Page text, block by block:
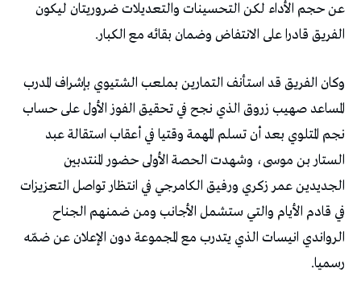
عن حجم الأداء لكن التحسينات والتعديلات ضروريتان ليكون
الفريق قادرا على الانتفاض وضمان بقائه مع الكبار.
وكان الفريق قد استأنف التمارين بملعب الشتيوي بإشراف المدرب
المساعد صهيب زروق الذي نجح في تحقيق الفوز الأول على حساب
نجم المتلوي بعد أن تسلم المهمة وقتيا في أعقاب استقالة عبد
الستار بن موسى، وشهدت الحصة الأولى حضور المنتدبين
الجديدين عمر زكري ورفيق الكامرجي في انتظار تواصل التعزيزات
في قادم الأيام والتي ستشمل الأجانب ومن ضمنهم الجناح
الرواندي انيسات الذي يتدرب مع المجموعة دون الإعلان عن ضمّه
رسميا.